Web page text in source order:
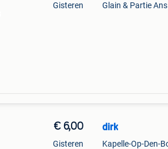
Gisteren Glain & Partie Ans
€ 6,00
Gisteren
dirk